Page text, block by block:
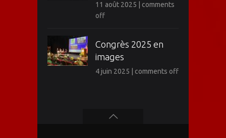
11 août 2025
comments
off
Congrès 2025 en
images
4 juin 2025 comments off